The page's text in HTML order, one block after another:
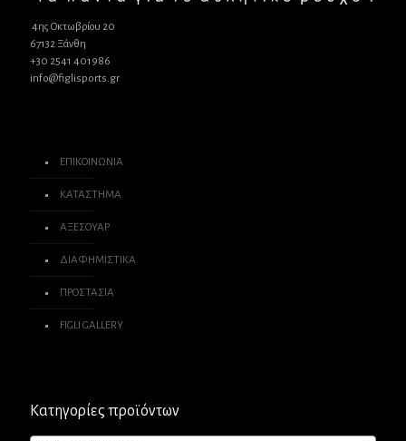
4ης Οκτωβρίου 20
67132 Ξάνθη
+30 2541 401986
info@figlisports.gr
ΕΠΙΚΟΙΝΩΝΙΑ
ΚΑΤΑΣΤΗΜΑ
ΑΞΕΣΟΥΑΡ
ΔΙΑΦΗΜΙΣΤΙΚΑ
ΠΡΟΣΤΑΣΙΑ
FIGLI GALLERY
Κατηγορίες προϊόντων